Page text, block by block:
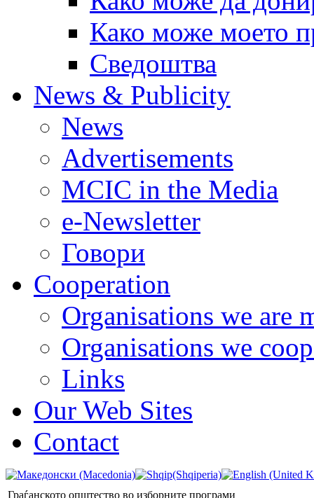
Како може моето
Сведоштва
News & Publicity
News
Advertisements
MCIC in the Media
e-Newsletter
Говори
Cooperation
Organisations we are
Organisations we
Links
Our Web Sites
Contact
Граѓанското општество во изборните програми